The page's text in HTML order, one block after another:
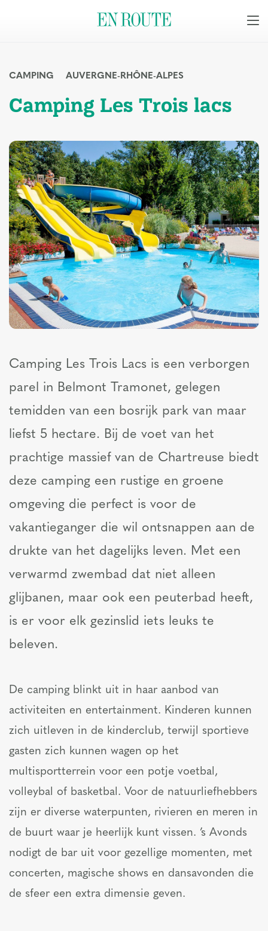
CAMPING AUVERGNE-RHÔNE-ALPES
Camping Les Trois lacs
Camping Les Trois Lacs is een verborgen
parel in Belmont Tramonet, gelegen
temidden van een bosrijk park van maar
liefst 5 hectare. Bij de voet van het
prachtige massief van de Chartreuse biedt
deze camping een rustige en groene
omgeving die perfect is voor de
vakantieganger die wil ontsnappen aan de
drukte van het dagelijks leven. Met een
verwarmd zwembad dat niet alleen
glijbanen, maar ook een peuterbad heeft,
is er voor elk gezinslid iets leuks te
beleven.
De camping blinkt uit in haar aanbod van
activiteiten en entertainment. Kinderen kunnen
zich uitleven in de kinderclub, terwijl sportieve
gasten zich kunnen wagen op het
multisportterrein voor een potje voetbal,
volleybal of basketbal. Voor de natuurliefhebbers
zijn er diverse waterpunten, rivieren en meren in
de buurt waar je heerlijk kunt vissen. ’s Avonds
nodigt de bar uit voor gezellige momenten, met
concerten, magische shows en dansavonden die
de sfeer een extra dimensie geven.